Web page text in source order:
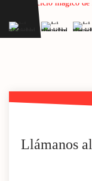
Llámanos al